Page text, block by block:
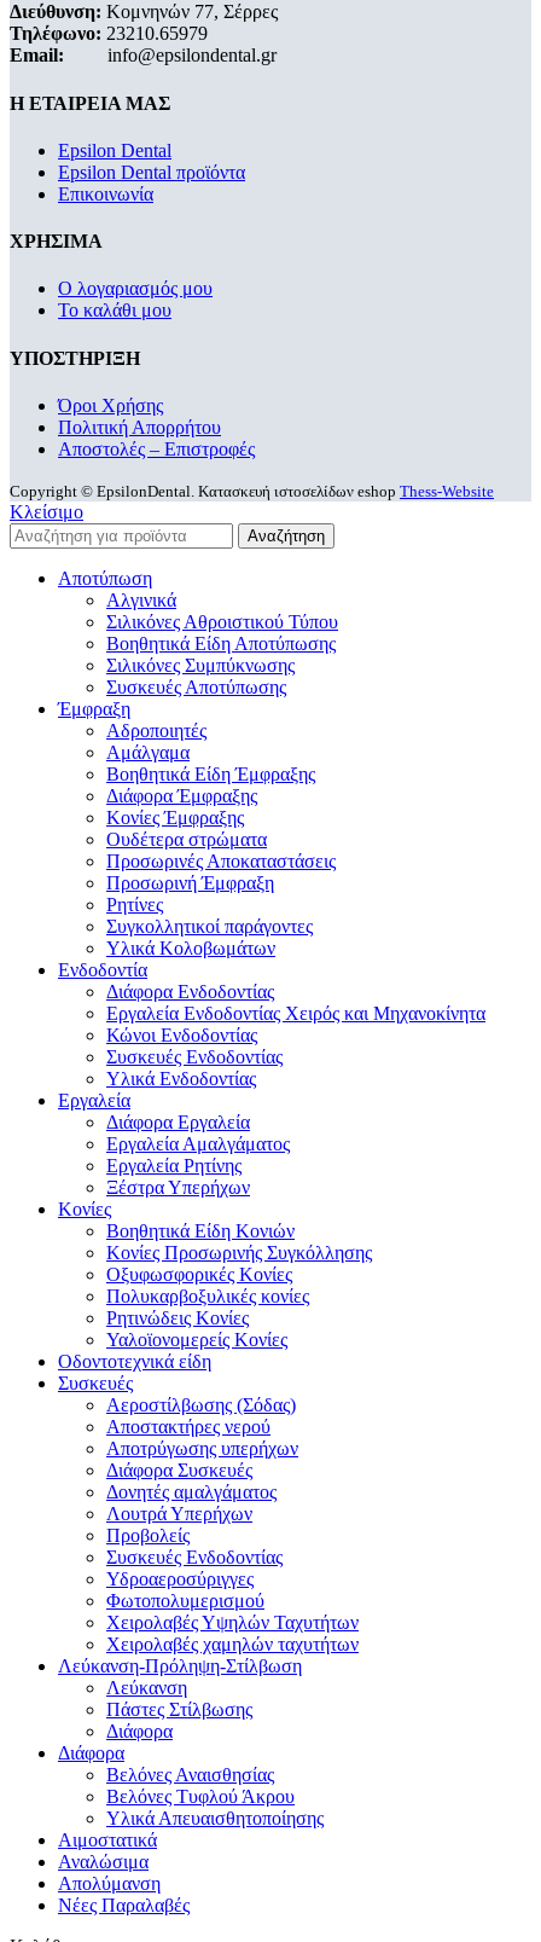
Διεύθυνση: Κομνηνών 77, Σέρρες
Τηλέφωνο: 23210.65979
Email: info@epsilondental.gr
Η ΕΤΑΙΡΕΙΑ ΜΑΣ
Epsilon Dental
Epsilon Dental προϊόντα
Επικοινωνία
ΧΡΗΣΙΜΑ
Ο λογαριασμός μου
Το καλάθι μου
ΥΠΟΣΤΗΡΙΞΗ
Όροι Χρήσης
Πολιτική Απορρήτου
Αποστολές – Επιστροφές
Copyright © EpsilonDental. Κατασκευή ιστοσελίδων eshop Thess-Website
Κλείσιμο
Αναζήτηση
Αποτύπωση
Αλγινικά
Σιλικόνες Αθροιστικού Τύπου
Βοηθητικά Είδη Αποτύπωσης
Σιλικόνες Συμπύκνωσης
Συσκευές Αποτύπωσης
Έμφραξη
Αδροποιητές
Αμάλγαμα
Βοηθητικά Είδη Έμφραξης
Διάφορα Έμφραξης
Κονίες Έμφραξης
Ουδέτερα στρώματα
Προσωρινές Αποκαταστάσεις
Προσωρινή Έμφραξη
Ρητίνες
Συγκολλητικοί παράγοντες
Υλικά Κολοβωμάτων
Ενδοδοντία
Διάφορα Ενδοδοντίας
Εργαλεία Ενδοδοντίας Χειρός και Μηχανοκίνητα
Κώνοι Ενδοδοντίας
Συσκευές Ενδοδοντίας
Υλικά Ενδοδοντίας
Εργαλεία
Διάφορα Εργαλεία
Εργαλεία Αμαλγάματος
Εργαλεία Ρητίνης
Ξέστρα Υπερήχων
Κονίες
Βοηθητικά Είδη Κονιών
Κονίες Προσωρινής Συγκόλλησης
Οξυφωσφορικές Κονίες
Πολυκαρβοξυλικές κονίες
Ρητινώδεις Κονίες
Υαλοϊονομερείς Κονίες
Οδοντοτεχνικά είδη
Συσκευές
Αεροστίλβωσης (Σόδας)
Αποστακτήρες νερού
Αποτρύγωσης υπερήχων
Διάφορα Συσκευές
Δονητές αμαλγάματος
Λουτρά Υπερήχων
Προβολείς
Συσκευές Ενδοδοντίας
Υδροαεροσύριγγες
Φωτοπολυμερισμού
Χειρολαβές Υψηλών Ταχυτήτων
Χειρολαβές χαμηλών ταχυτήτων
Λεύκανση-Πρόληψη-Στίλβωση
Λεύκανση
Πάστες Στίλβωσης
Διάφορα
Διάφορα
Βελόνες Αναισθησίας
Βελόνες Τυφλού Άκρου
Υλικά Απευαισθητοποίησης
Αιμοστατικά
Αναλώσιμα
Απολύμανση
Νέες Παραλαβές